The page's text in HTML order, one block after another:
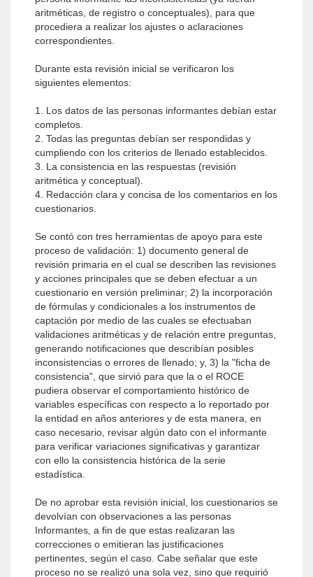
aritméticas, de registro o conceptuales), para que
procediera a realizar los ajustes o aclaraciones
correspondientes.
Durante esta revisión inicial se verificaron los
siguientes elementos:
1. Los datos de las personas informantes debían estar
completos.
2. Todas las preguntas debían ser respondidas y
cumpliendo con los criterios de llenado establecidos.
3. La consistencia en las respuestas (revisión
aritmética y conceptual).
4. Redacción clara y concisa de los comentarios en los
cuestionarios.
Se contó con tres herramientas de apoyo para este
proceso de validación: 1) documento general de
revisión primaria en el cual se describen las revisiones
y acciones principales que se deben efectuar a un
cuestionario en versión preliminar; 2) la incorporación
de fórmulas y condicionales a los instrumentos de
captación por medio de las cuales se efectuaban
validaciones aritméticas y de relación entre preguntas,
generando notificaciones que describían posibles
inconsistencias o errores de llenado; y, 3) la "ficha de
consistencia", que sirvió para que la o el ROCE
pudiera observar el comportamiento histórico de
variables específicas con respecto a lo reportado por
la entidad en años anteriores y de esta manera, en
caso necesario, revisar algún dato con el informante
para verificar variaciones significativas y garantizar
con ello la consistencia histórica de la serie
estadística.
De no aprobar esta revisión inicial, los cuestionarios se
devolvían con observaciones a las personas
Informantes, a fin de que estas realizaran las
correcciones o emitieran las justificaciones
pertinentes, según el caso. Cabe señalar que este
proceso no se realizó una sola vez, sino que requirió